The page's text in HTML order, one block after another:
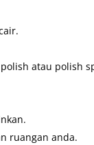
atau polish
ruangan anda.